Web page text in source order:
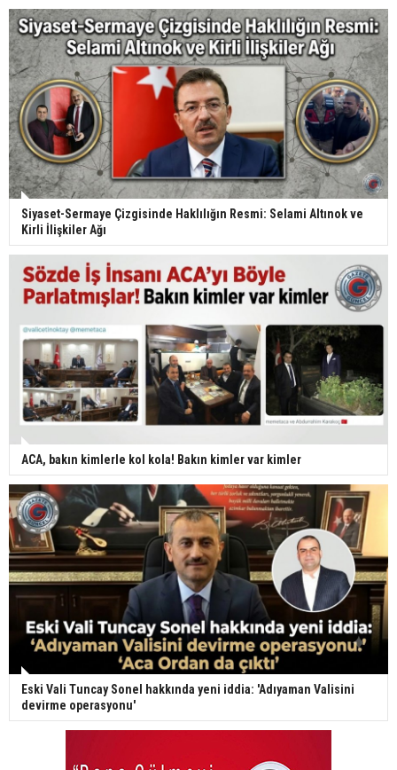
Siyaset-Sermaye Çizgisinde Haklılığın Resmi: Selami Altınok ve
Kirli İlişkiler Ağı
ACA, bakın kimlerle kol kola! Bakın kimler var kimler
Eski Vali Tuncay Sonel hakkında yeni iddia: 'Adıyaman Valisini
devirme operasyonu'